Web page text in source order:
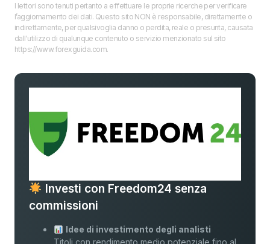
I lettori sono tenuti pertanto a effettuare le proprie ricerche per verificare
l’aggiornamento dei dati. Questo sito NON è responsabile, direttamente o
indirettamente, per qualsivoglia danno o perdita, reale o presunta, causata
dall'utilizzo di qualunque contenuto o servizio menzionato sul sito
https://www.forexguida.com.
Investi con Freedom24 senza
commissioni
Idee di investimento degli analisti